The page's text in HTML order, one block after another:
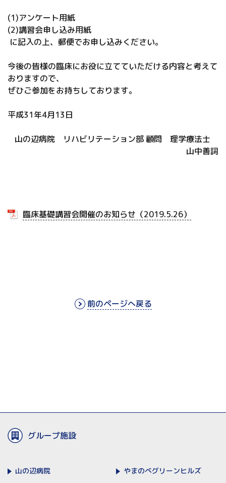
(1)アンケート用紙
(2)講習会申し込み用紙
に記入の上、郵便でお申し込みください。
今後の皆様の臨床にお役に立てていただける内容と考えて
おりますので、
ぜひご参加をお持ちしております。
平成31年4月13日
山の辺病院 リハビリテーション部 顧問 理学療法士
山中善詞
臨床基礎講習会開催のお知らせ（2019.5.26）
前のページへ戻る
グループ施設
山の辺病院 やまのべグリーンヒルズ